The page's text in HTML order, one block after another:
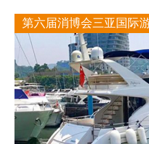
第六届消博会三亚国际